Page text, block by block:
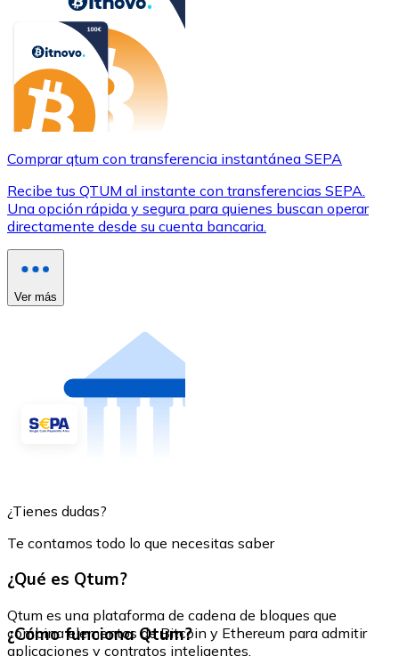
Comprar qtum con transferencia instantánea SEPA
Recibe tus QTUM al instante con transferencias SEPA.
Una opción rápida y segura para quienes buscan operar
directamente desde su cuenta bancaria.
Ver más
¿Tienes dudas?
Te contamos todo lo que necesitas saber
¿Qué es Qtum?
Qtum es una plataforma de cadena de bloques que
combina elementos de Bitcoin y Ethereum para admitir
aplicaciones y contratos inteligentes.
¿Cómo funciona Qtum?